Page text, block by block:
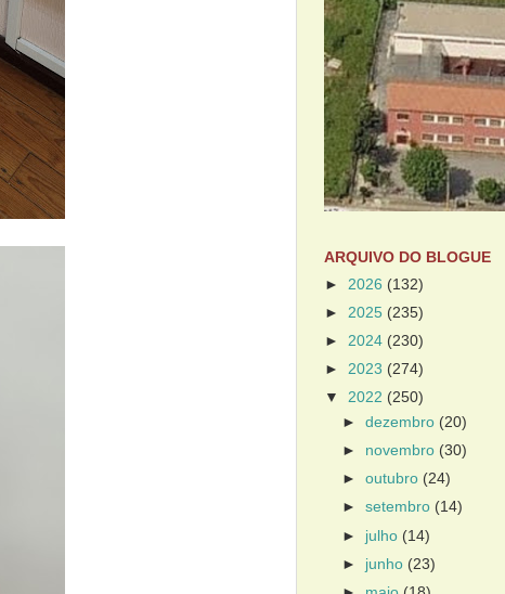
ARQUIVO DO BLOGUE
► 2026 (132)
► 2025 (235)
► 2024 (230)
► 2023 (274)
▼ 2022 (250)
►dezembro (20)
► novembro (30)
►outubro (24)
►setembro (14)
► julho (14)
► junho (23)